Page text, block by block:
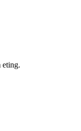
eting.